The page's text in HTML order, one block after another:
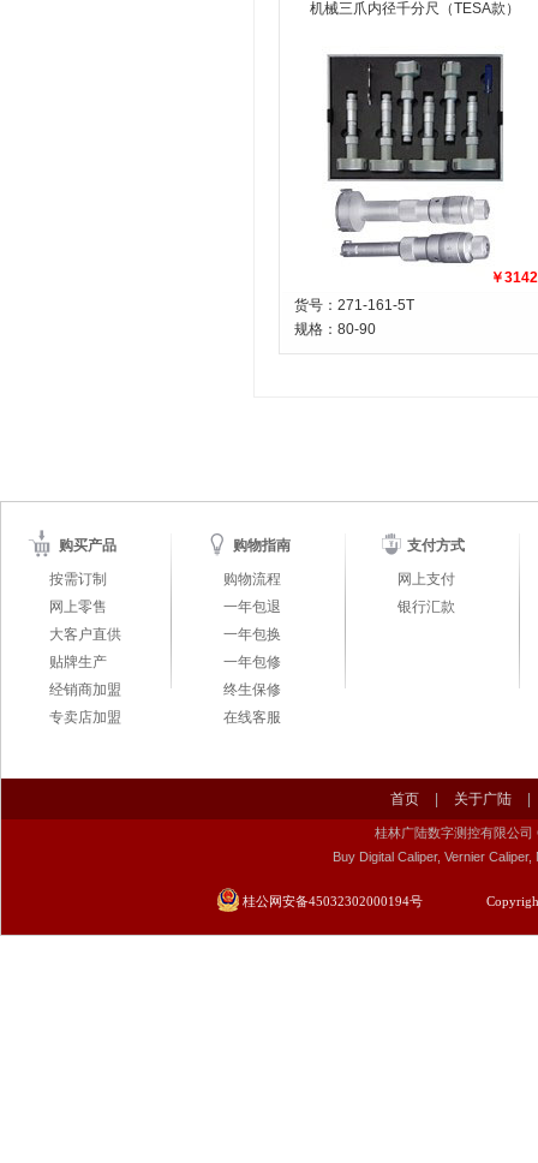
机械三爪内径千分尺（TESA款）
￥3142
货号：271-161-5T
规格： 80-90
购买产品
按需订制
网上零售
大客户直供
贴牌生产
经销商加盟
专卖店加盟
购物指南
购物流程
一年包退
一年包换
一年包修
终生保修
在线客服
支付方式
网上支付
银行汇款
首页 关于广陆
桂林广陆数字测控有限公司
Buy Digital Caliper, Vernier
桂公网安备45032302000194号